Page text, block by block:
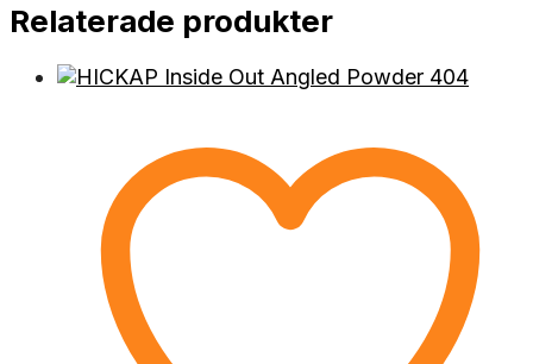
Relaterade produkter